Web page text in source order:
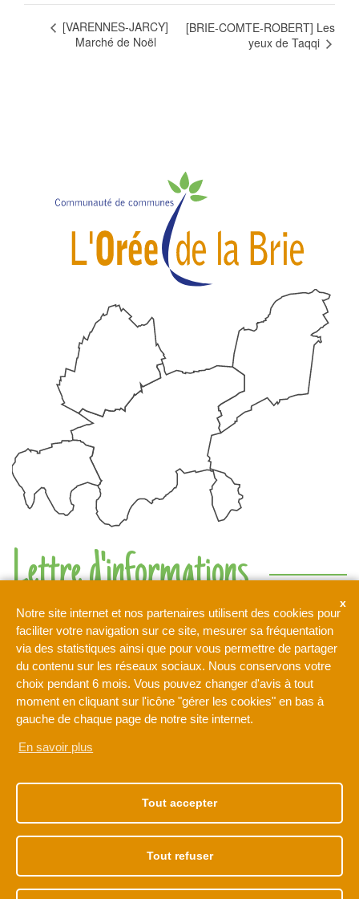
Notre site internet et nos partenaires utilisent des cookies pour
faciliter votre navigation sur ce site, mesurer sa fréquentation
via des statistiques ainsi que pour vous permettre de partager
du contenu sur les réseaux sociaux. Nous conservons votre
choix pendant 6 mois. Vous pouvez changer d'avis à tout
moment en cliquant sur l'icône "gérer les cookies" en bas à
gauche de chaque page de notre site internet.
En savoir plus
Tout accepter
Tout refuser
[VARENNES-JARCY]
Marché de Noël
[BRIE-COMTE-ROBERT] Les
yeux de Taqqi
Lettre d'informations
de la Brie
Votre adresse de messagerie est uniquement utilisée pour
vous envoyer notre lettre d'information ainsi que des
informations concernant les activités de L'Orée de la Brie. Vous
pouvez à tout moment utiliser le lien de désabonnement intégré
dans la newsletter.
77170 BRIE-COMTE-
ROBERT
01 60 62 15 81
de 9h à 12h30
et de 13h30 à 17h30